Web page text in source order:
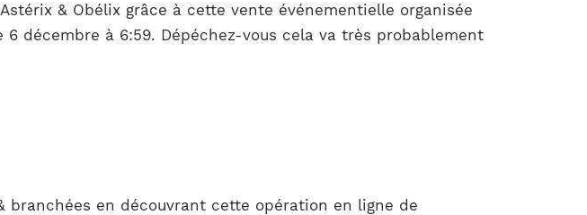
& Obélix grâce à cette vente événementielle organisée
décembre à 6:59. Dépéchez-vous cela va très probablement
branchées en découvrant cette opération en ligne de